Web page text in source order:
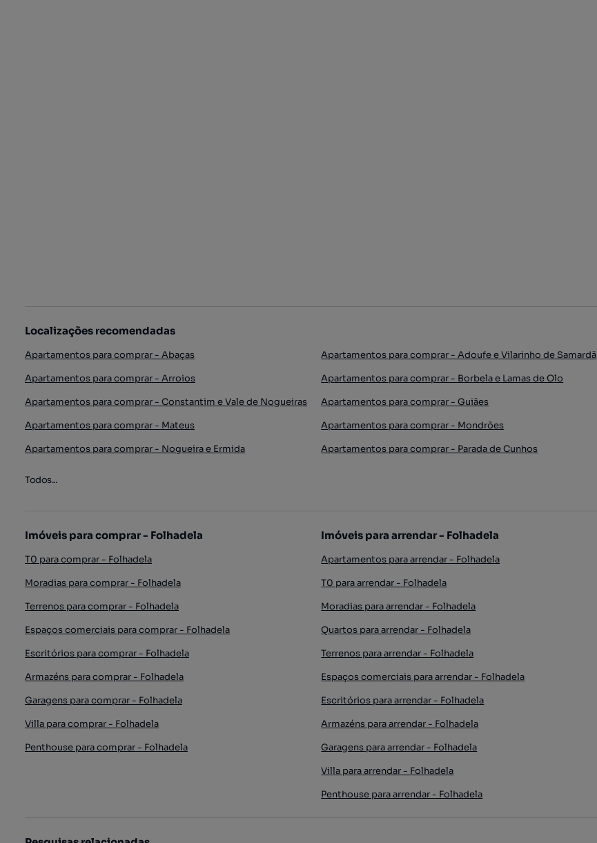
Localizações recomendadas
Apartamentos para comprar - Abaças Apartamentos para comprar - Adoufe e Vilarinho de Samardã
Apartamentos para comprar - Arroios
Apartamentos para comprar - Borbela e Lamas de Olo
Apartamentos para comprar - Constantim e Vale de Nogueiras
Apartamentos para comprar - Guiães
Apartamentos para comprar - Mateus
Apartamentos para comprar - Mondrões
Apartamentos para comprar - Nogueira e Ermida
Apartamentos para comprar - Parada de Cunhos
Todos...
Imóveis para comprar - Folhadela
T0 para comprar - Folhadela
Moradias para comprar - Folhadela
Terrenos para comprar - Folhadela
Espaços comerciais para comprar - Folhadela
Escritórios para comprar - Folhadela
Armazéns para comprar - Folhadela
Garagens para comprar - Folhadela
Villa para comprar - Folhadela
Penthouse para comprar - Folhadela
Imóveis para arrendar - Folhadela
Apartamentos para arrendar - Folhadela
T0 para arrendar - Folhadela
Moradias para arrendar - Folhadela
Quartos para arrendar - Folhadela
Terrenos para arrendar - Folhadela
Espaços comerciais para arrendar - Folhadela
Escritórios para arrendar - Folhadela
Armazéns para arrendar - Folhadela
Garagens para arrendar - Folhadela
Villa para arrendar - Folhadela
Penthouse para arrendar - Folhadela